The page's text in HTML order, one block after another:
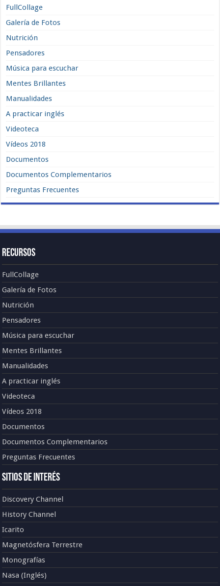
FullCollage
Galería de Fotos
Nutrición
Pensadores
Música para escuchar
Mentes Brillantes
Manualidades
A practicar inglés
Videoteca
Vídeos 2018
Documentos
Documentos Complementarios
Preguntas Frecuentes
Recursos
FullCollage
Galería de Fotos
Nutrición
Pensadores
Música para escuchar
Mentes Brillantes
Manualidades
A practicar inglés
Videoteca
Vídeos 2018
Documentos
Documentos Complementarios
Preguntas Frecuentes
Sitios de Interés
Discovery Channel
History Channel
Icarito
Magnetósfera Terrestre
Monografías
Nasa (Inglés)